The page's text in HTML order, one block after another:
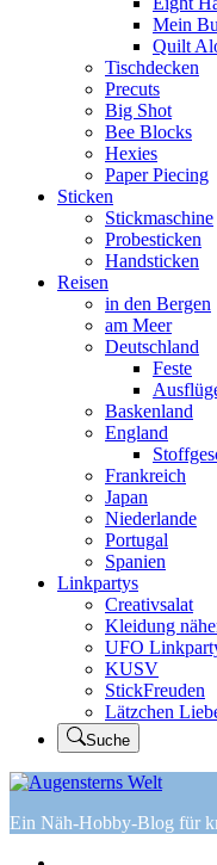
Mein
Quilt
Tischdecken
Precuts
Big Shot
Bee Blocks
Hexies
Paper Piecing
Sticken
Stickmaschine
Probesticken
Handsticken
Reisen
in den Bergen
am Meer
Deutschland
Feste
Baskenland
England
Frankreich
Japan
Niederlande
Portugal
Spanien
Linkpartys
Creativsalat
Kleidung
UFO
KUSV
StickFreuden
Lätzchen
Suche
Ein Näh-Hobby-Blog für